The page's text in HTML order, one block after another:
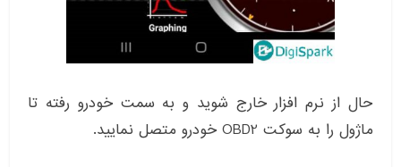
حال از نرم افزار خارج شوید و به سمت خودرو رفته تا
ماژول را به سوکت OBD2 خودرو متصل نمایید.